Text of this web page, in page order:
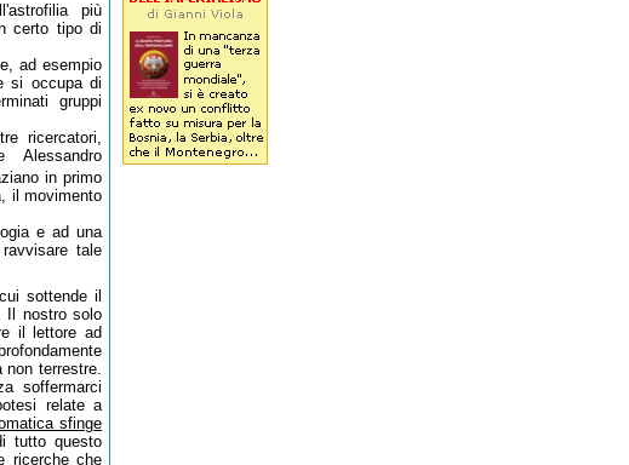
più
certo tipo di
ad esempio
si occupa di
gruppi
ricercatori,
Alessandro
in primo
il movimento
e ad una
tale
sottende il
Il nostro solo
il lettore ad
terrestre.
soffermarci
relate a
sfinge
tutto questo
ricerche che